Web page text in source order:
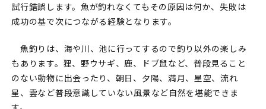
試行錯誤します。魚が釣れなくてもその原因は何か、失敗は
成功の基で次につながる経験となります。
魚釣りは、海や川、池に行ってするので釣り以外の楽しみ
もあります。狸、野ウサギ、鹿、ドブ鼠など、普段見ること
のない動物に出会ったり、朝日、夕陽、満月、星空、流れ
星、雲など普段意識していない風景など自然を堪能できま